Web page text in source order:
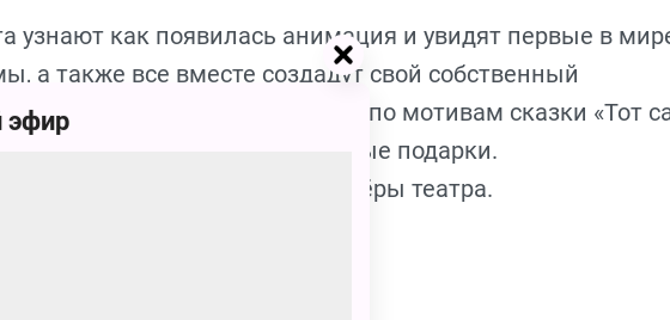
узнают как появилась анимация и увидят первые в
а также все вместе создадут свой собственный
из подручных материалов по мотивам сказки «Тот
ждут яркие эмоции и памятные подарки.
театральной студии и актёры театра.
эфир